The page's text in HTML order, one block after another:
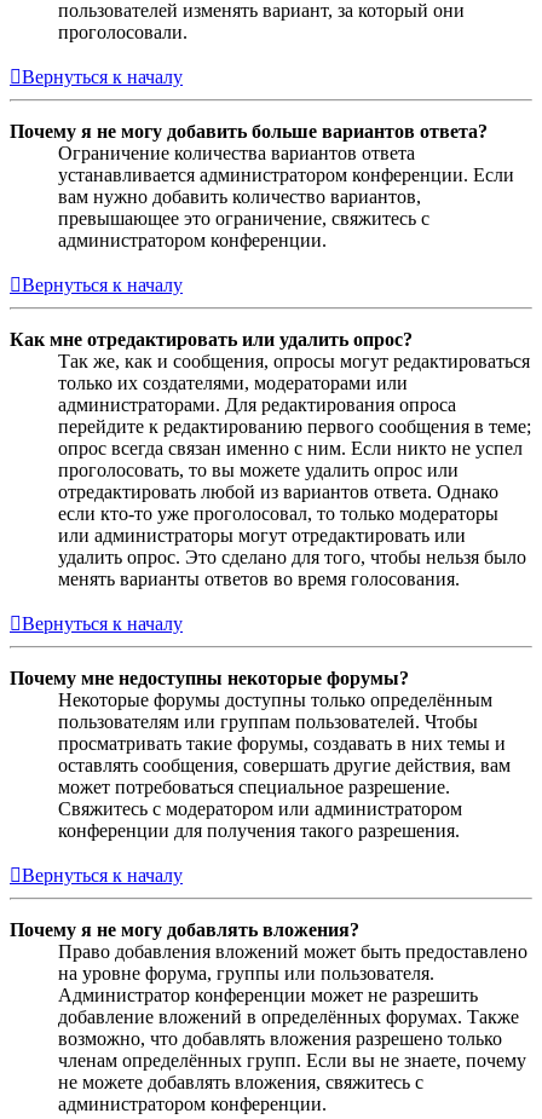
пользователей изменять вариант, за который они
проголосовали.
Вернуться к началу
Почему я не могу добавить больше вариантов ответа?
Ограничение количества вариантов ответа
устанавливается администратором конференции. Если
вам нужно добавить количество вариантов,
превышающее это ограничение, свяжитесь с
администратором конференции.
Вернуться к началу
Как мне отредактировать или удалить опрос?
Так же, как и сообщения, опросы могут редактироваться
только их создателями, модераторами или
администраторами. Для редактирования опроса
перейдите к редактированию первого сообщения в теме;
опрос всегда связан именно с ним. Если никто не успел
проголосовать, то вы можете удалить опрос или
отредактировать любой из вариантов ответа. Однако
если кто-то уже проголосовал, то только модераторы
или администраторы могут отредактировать или
удалить опрос. Это сделано для того, чтобы нельзя было
менять варианты ответов во время голосования.
Вернуться к началу
Почему мне недоступны некоторые форумы?
Некоторые форумы доступны только определённым
пользователям или группам пользователей. Чтобы
просматривать такие форумы, создавать в них темы и
оставлять сообщения, совершать другие действия, вам
может потребоваться специальное разрешение.
Свяжитесь с модератором или администратором
конференции для получения такого разрешения.
Вернуться к началу
Почему я не могу добавлять вложения?
Право добавления вложений может быть предоставлено
на уровне форума, группы или пользователя.
Администратор конференции может не разрешить
добавление вложений в определённых форумах. Также
возможно, что добавлять вложения разрешено только
членам определённых групп. Если вы не знаете, почему
не можете добавлять вложения, свяжитесь с
администратором конференции.